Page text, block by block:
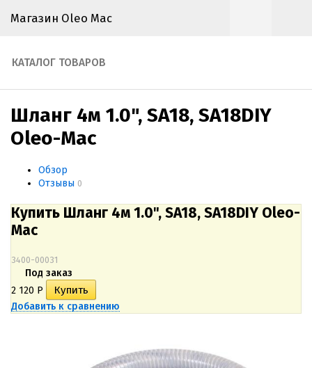
Магазин Oleo Mac
КАТАЛОГ ТОВАРОВ
Шланг 4м 1.0", SA18, SA18DIY
Oleo-Mac
Обзор
Отзывы 0
Купить Шланг 4м 1.0", SA18, SA18DIY Oleo-
Mac
3400-00031
Под заказ
2 120 Р
Добавить к сравнению